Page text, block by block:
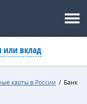
или вклад
карты в России / Банк